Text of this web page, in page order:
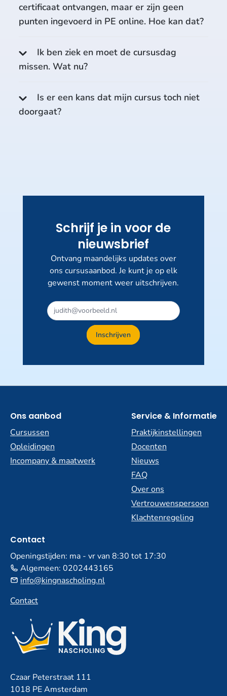
certificaat ontvangen, maar er zijn geen
punten ingevoerd in PE online. Hoe kan dat?
Ik ben ziek en moet de cursusdag
missen. Wat nu?
Is er een kans dat mijn cursus toch niet
doorgaat?
Schrijf je in voor de
nieuwsbrief
Ontvang maandelijks updates over
ons cursusaanbod. Je kunt je op elk
gewenst moment weer uitschrijven.
Dit
veld
Inschrijven
Ons aanbod
Cursussen
Opleidingen
Incompany & maatwerk
Service & Informatie
Praktijkinstellingen
Docenten
Nieuws
FAQ
Over ons
Vertrouwenspersoon
Klachtenregeling
Contact
Openingstijden: ma - vr van 8:30 tot 17:30
Algemeen: 0202443165
info@kingnascholing.nl
Contact
Czaar Peterstraat 111
1018 PE Amsterdam